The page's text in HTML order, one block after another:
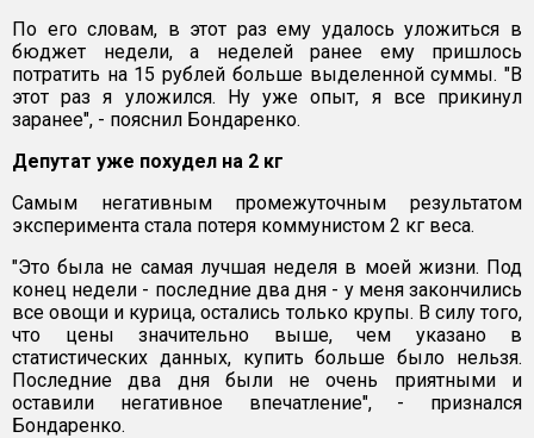
По его словам, в этот раз ему удалось уложиться в
бюджет недели, а неделей ранее ему пришлось
потратить на 15 рублей больше выделенной суммы. "В
этот раз я уложился. Ну уже опыт, я все прикинул
заранее", - пояснил Бондаренко.
Депутат уже похудел на 2 кг
Самым негативным промежуточным результатом
эксперимента стала потеря коммунистом 2 кг веса.
"Это была не самая лучшая неделя в моей жизни. Под
конец недели - последние два дня - у меня закончились
все овощи и курица, остались только крупы. В силу того,
что цены значительно выше, чем указано в
статистических данных, купить больше было нельзя.
Последние два дня были не очень приятными и
оставили негативное впечатление", - признался
Бондаренко.